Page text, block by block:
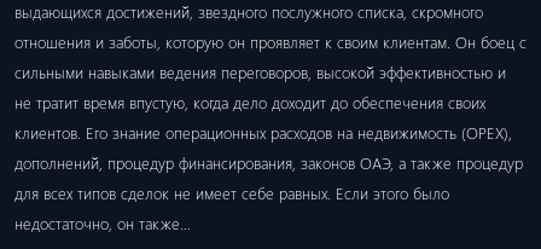
выдающихся достижений, звездного послужного списка, скромного
отношения и заботы, которую он проявляет к своим клиентам. Он боец ​​с
сильными навыками ведения переговоров, высокой эффективностью и
не тратит время впустую, когда дело доходит до обеспечения своих
клиентов. Его знание операционных расходов на недвижимость (OPEX),
дополнений, процедур финансирования, законов ОАЭ, а также процедур
для всех типов сделок не имеет себе равных. Если этого было
недостаточно, он также…